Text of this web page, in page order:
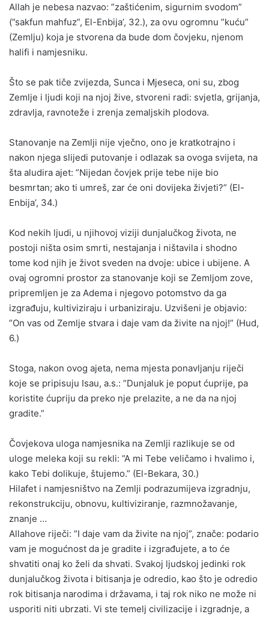
Allah je nebesa nazvao: ”zaštićenim, sigurnim svodom”
(”sakfun mahfuz”, El-Enbija’, 32.), za ovu ogromnu ”kuću”
(Zemlju) koja je stvorena da bude dom čovjeku, njenom
halifi i namjesniku.
Što se pak tiče zvijezda, Sunca i Mjeseca, oni su, zbog
Zemlje i ljudi koji na njoj žive, stvoreni radi: svjetla, grijanja,
zdravlja, ravnoteže i zrenja zemaljskih plodova.
Stanovanje na Zemlji nije vječno, ono je kratkotrajno i
nakon njega slijedi putovanje i odlazak sa ovoga svijeta, na
šta aludira ajet: ”Nijedan čovjek prije tebe nije bio
besmrtan; ako ti umreš, zar će oni dovijeka živjeti?” (El-
Enbija’, 34.)
Kod nekih ljudi, u njihovoj viziji dunjalučkog života, ne
postoji ništa osim smrti, nestajanja i ništavila i shodno
tome kod njih je život sveden na dvoje: ubice i ubijene. A
ovaj ogromni prostor za stanovanje koji se Zemljom zove,
pripremljen je za Adema i njegovo potomstvo da ga
izgrađuju, kultiviziraju i urbaniziraju. Uzvišeni je objavio:
”On vas od Zemlje stvara i daje vam da živite na njoj!” (Hud,
6.)
Stoga, nakon ovog ajeta, nema mjesta ponavljanju riječi
koje se pripisuju Isau, a.s.: ”Dunjaluk je poput ćuprije, pa
koristite ćupriju da preko nje prelazite, a ne da na njoj
gradite.”
Čovjekova uloga namjesnika na Zemlji razlikuje se od
uloge meleka koji su rekli: ”A mi Tebe veličamo i hvalimo i,
kako Tebi dolikuje, štujemo.” (El-Bekara, 30.)
Hilafet i namjesništvo na Zemlji podrazumijeva izgradnju,
rekonstrukciju, obnovu, kultiviziranje, razmnožavanje,
znanje …
Allahove riječi: ”I daje vam da živite na njoj”, znače: podario
vam je mogućnost da je gradite i izgrađujete, a to će
shvatiti onaj ko želi da shvati. Svakoj ljudskoj jedinki rok
dunjalučkog života i bitisanja je odredio, kao što je odredio
rok bitisanja narodima i državama, i taj rok niko ne može ni
usporiti niti ubrzati. Vi ste temelj civilizacije i izgradnje, a